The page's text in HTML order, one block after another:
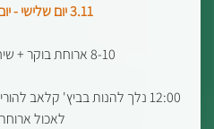
3.11 יום שלישי - יום התאקלמות
8-10 ארוחת בוקר + שיחת וולקאם כיפית.
12:00 נלך להנות בביץ' קלאב
לאכול